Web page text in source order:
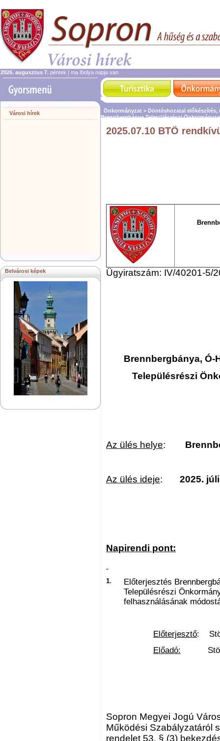
2026. augusztus 7. péntek | ma Ibolya napja van
Városi hírek
Belvárosi képek
Önkormányzat > Döntéshozatal előkészítés,
Brennbergbánya Településrészi
2025.07.10 BTÖ
Ügyiratszám: IV/40201-5/
Brennbergbánya, Ó-
Településrészi
Az ülés helye:
Az ülés ideje: 2025.
Napirendi pont:
1.
Előterjesztés
Településrészi
felhasználásának
Előterjesztő:
Előadó:
Sopron Megyei Jogú
Működési Szabályzatáról
rendelet 53. § (3)